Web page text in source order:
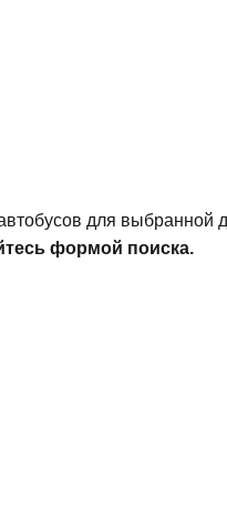
для выбранной
формой поиска.